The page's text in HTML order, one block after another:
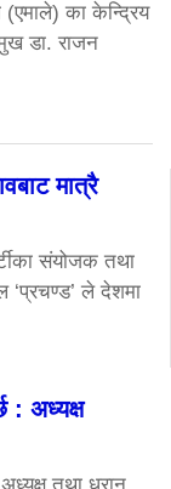
(एमाले) का केन्द्रिय
डा. राजन
मात्रै
संयोजक तथा
‘प्रचण्ड’ ले देशमा
: अध्यक्ष